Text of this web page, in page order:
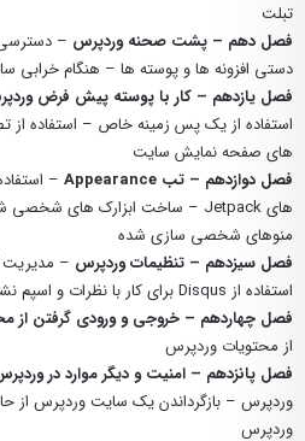
تبلت
فصل دهم – پشت صحنه وردپرس
دستی افزونه ها و پوسته ها – هنگام خرابی
فصل یازدهم – کار با پوسته پیش فرض
استفاده از یک پس زمینه خاص – استفاده از
های صفحه نمایش سایت
فصل دوازدهم – تب Appearance
–
منوهای شخصی سازی شده
فصل سیزدهم – تنظیمات وردپرس – مدیریت
استفاده از Disqus برای کار با نظرات و اسپم نشدن
فصل چهاردهم – خروجی و ورودی گرفتن از
از محتویات وردپرس
فصل پانزدهم – امنیت و دیگر موارد در
وردپرس – بازگرداندن یک سایت وردپرس از
وردپرس